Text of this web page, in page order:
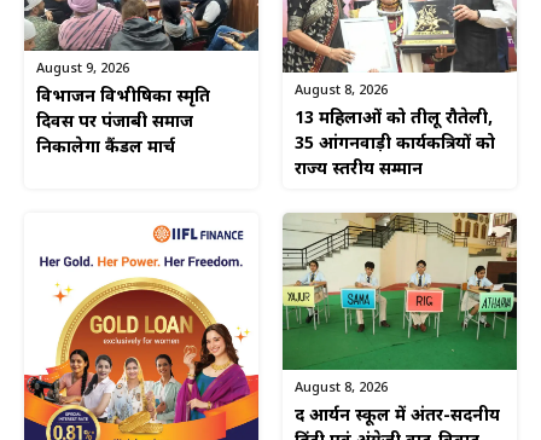
August 9, 2026
विभाजन विभीषिका स्मृति
दिवस पर पंजाबी समाज
निकालेगा कैंडल मार्च
August 8, 2026
13 महिलाओं को तीलू रौतेली,
35 आंगनवाड़ी कार्यकत्रियों को
राज्य स्तरीय सम्मान
August 8, 2026
द आर्यन स्कूल में अंतर-सदनीय